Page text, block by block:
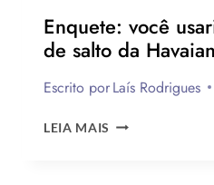
Enquete: você
de salto da
Escrito porLaís Rodrigues
LEIA MAIS ENQUETE: